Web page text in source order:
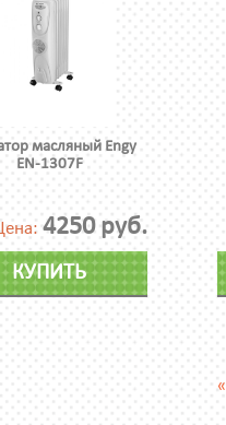
масляный Engy
EN-1307F
4250 руб.
КУПИТЬ
«